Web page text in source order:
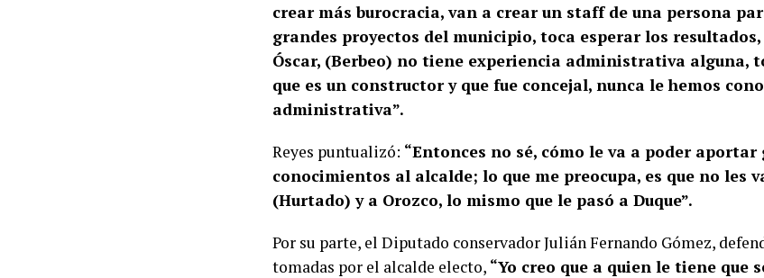
crear más burocracia, van a crear un staff de una persona
grandes proyectos del municipio, toca esperar los resultados,
Óscar, (Berbeo) no tiene experiencia administrativa alguna,
que es un constructor y que fue concejal, nunca le hemos
administrativa”.
Reyes puntualizó: “Entonces no sé, cómo le va a poder aportar
conocimientos al alcalde; lo que me preocupa, es que no les
(Hurtado) y a Orozco, lo mismo que le pasó a Duque”.
Por su parte, el Diputado conservador Julián Fernando Gómez,
tomadas por el alcalde electo, “Yo creo que a quien le tiene que